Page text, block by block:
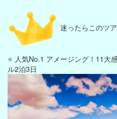
迷ったらこのツ
⭐ 人気No.1 アメージング！11大
ル2泊3日